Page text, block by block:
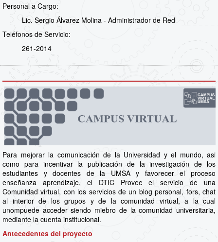
Personal a Cargo:
Lic. Sergio Álvarez Molina - Administrador de Red
Teléfonos de Servicio:
261-2014
Para mejorar la comunicación de la Universidad y el mundo, asi
como para incentivar la publicación de la investigación de los
estudiantes y docentes de la UMSA y favorecer el proceso
enseñanza aprendizaje, el DTIC Provee el servicio de una
Comunidad virtual, con los servicios de un blog personal, fors, chat
al interior de los grupos y de la comunidad virtual, a la cual
unompuede acceder siendo miebro de la comunidad universitaria,
mediante la cuenta institucional.
Antecedentes del proyecto